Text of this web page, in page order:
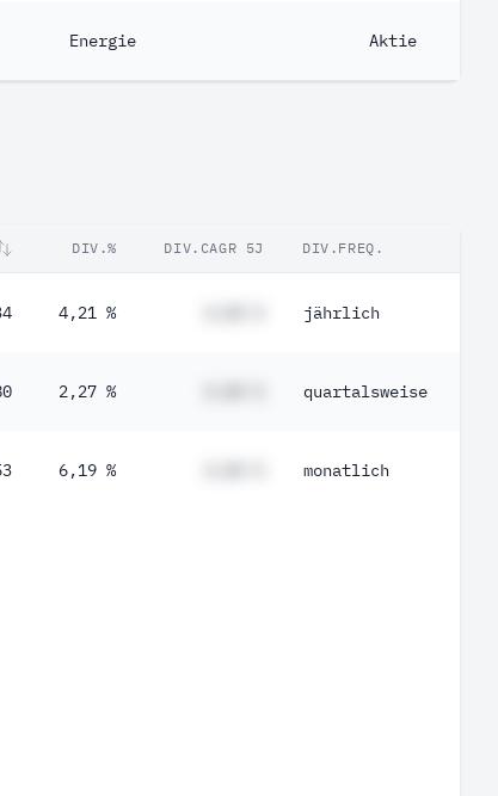
Energie Aktie
DIV.% DIV.CAGR 5J DIV.FREQ.
4,21 % jährlich
2,27 % quartalsweise
6,19 % monatlich